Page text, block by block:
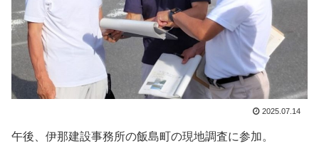
2025.07.14
午後、伊那建設事務所の飯島町の現地調査に参加。